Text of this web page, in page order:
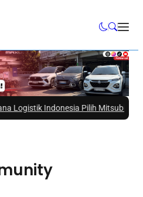
Indonesia Pilih Mitsubishi